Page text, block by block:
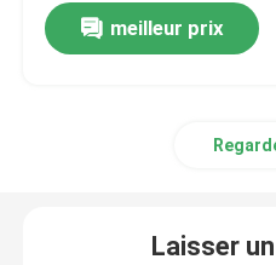
meilleur prix
Laisser